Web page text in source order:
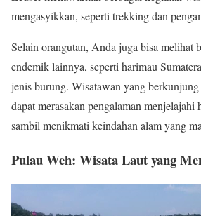
mengasyikkan, seperti trekking dan
Selain orangutan, Anda juga bisa melihat
endemik lainnya, seperti harimau
jenis burung. Wisatawan yang
dapat merasakan pengalaman menjelajahi
sambil menikmati keindahan alam yang
Pulau Weh: Wisata Laut yang